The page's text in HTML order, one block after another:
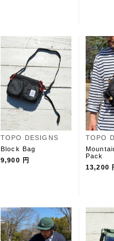
TOPO DESIGNS
Block Bag
9,900 円
TOPO
Pack
13,200